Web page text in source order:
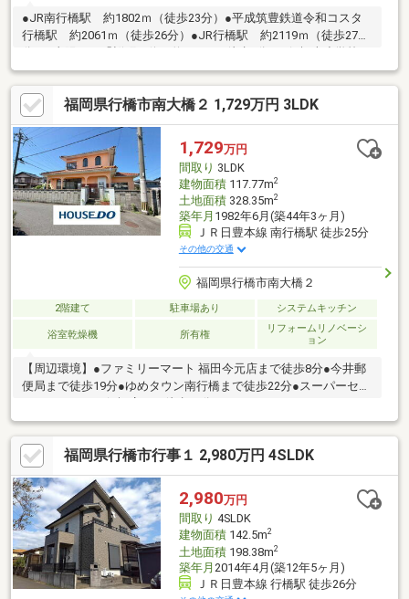
●JR南行橋駅 約1802ｍ（徒歩23分）●平成筑豊鉄道令和コスタ
行橋駅 約2061ｍ（徒歩26分）●JR行橋駅 約2119ｍ（徒歩27
約455ｍ（徒歩6分）●行橋中学校 約1300ｍ（徒歩17分）●ファ
ミリーマート福田今元店 約589ｍ（徒歩8分）●A-プライス行橋
店 約1100ｍ（徒歩15分）
福岡県行橋市南大橋２ 1,729万円 3LDK
1,729万円
間取り 3LDK
建物面積117.77m2
土地面積328.35m2
築年月 1982年6月(築44年3ヶ月)
ＪＲ日豊本線 南行橋駅 徒歩25分
その他の交通
福岡県行橋市南大橋２
2階建て 駐車場あり システムキッチン
浴室乾燥機 所有権
リフォームリノベーシ
ョン
【周辺環境】●ファミリーマート 福田今元店まで徒歩8分●今井郵
便局まで徒歩19分●ゆめタウン南行橋まで徒歩22分●スーパーセン
福岡県行橋市行事１ 2,980万円 4SLDK
2,980万円
間取り 4SLDK
建物面積142.5m2
土地面積198.38m2
築年月 2014年4月(築12年5ヶ月)
ＪＲ日豊本線 行橋駅 徒歩26分